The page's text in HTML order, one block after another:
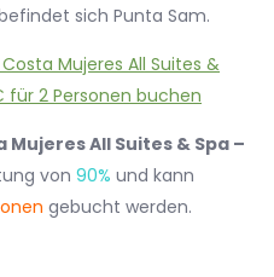
sich Punta Sam.
All Suites & Spa –
von 90% und kann
gebucht werden.